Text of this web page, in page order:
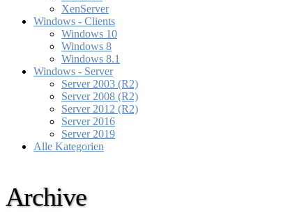
XenServer
Windows - Clients
Windows 10
Windows 8
Windows 8.1
Windows - Server
Server 2003 (R2)
Server 2008 (R2)
Server 2012 (R2)
Server 2016
Server 2019
Alle Kategorien
Archive